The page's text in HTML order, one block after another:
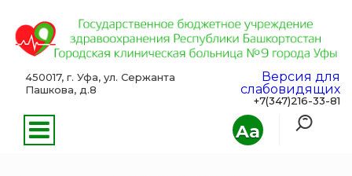
Aa
450017, г. Уфа, ул. Сержанта
Пашкова, д.8
Версия для
слабовидящих
+7(347)216-33-81